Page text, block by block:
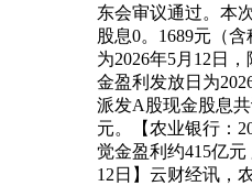
东会审议通过。本
股息0。1689元（
为2026年5月12日
金盈利发放日为
派发A股现金股息
元。【农业银行：
觉金盈利约415亿元
12日】云财经讯，